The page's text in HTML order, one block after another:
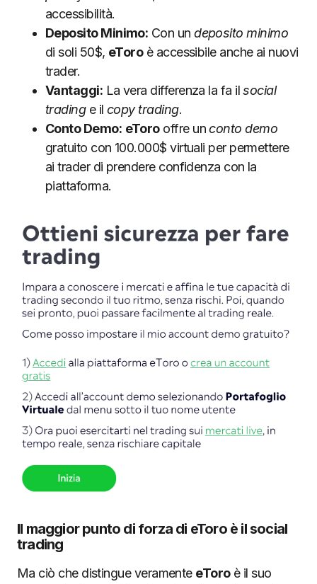
accessibilità.
Deposito Minimo: Con undeposito minimo
di soli 50$, eToroè accessibile anche ai nuovi
trader.
Vantaggi: La vera differenza la fa ilsocial
tradinge il copy trading.
Conto Demo: eTorooffre unconto demo
gratuito con 100.000$ virtuali per permettere
ai trader di prendere confidenza con la
piattaforma.
Il maggior punto di forza di eToro è il social
trading
Ma ciò che distingue veramente eToroè il suo